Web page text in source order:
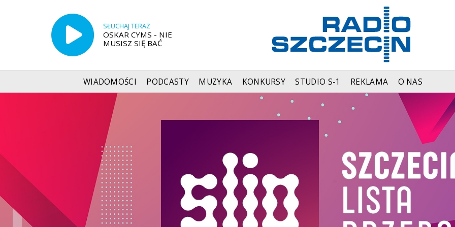
SŁUCHAJ TERAZ
OSKAR CYMS - NIE
MUSISZ SIĘ BAĆ
WIADOMOŚCI PODCASTY MUZYKA KONKURSY STUDIO S-1 REKLAMA O NAS